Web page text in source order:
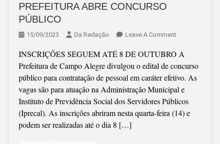
PREFEITURA ABRE CONCURSO
PÚBLICO
15/09/2023 Da Redação Leave A CommentOn
ABRE
CONCURSO
PÚBLICO
INSCRIÇÕES SEGUEM ATÉ 8 DE OUTUBRO A
Prefeitura de Campo Alegre divulgou o edital de concurso
público para contratação de pessoal em caráter efetivo. As
vagas são para atuação na Administração Municipal e
Instituto de Previdência Social dos Servidores Públicos
(Iprecal). As inscrições abriram nesta quarta-feira (14) e
podem ser realizadas até o dia 8 […]